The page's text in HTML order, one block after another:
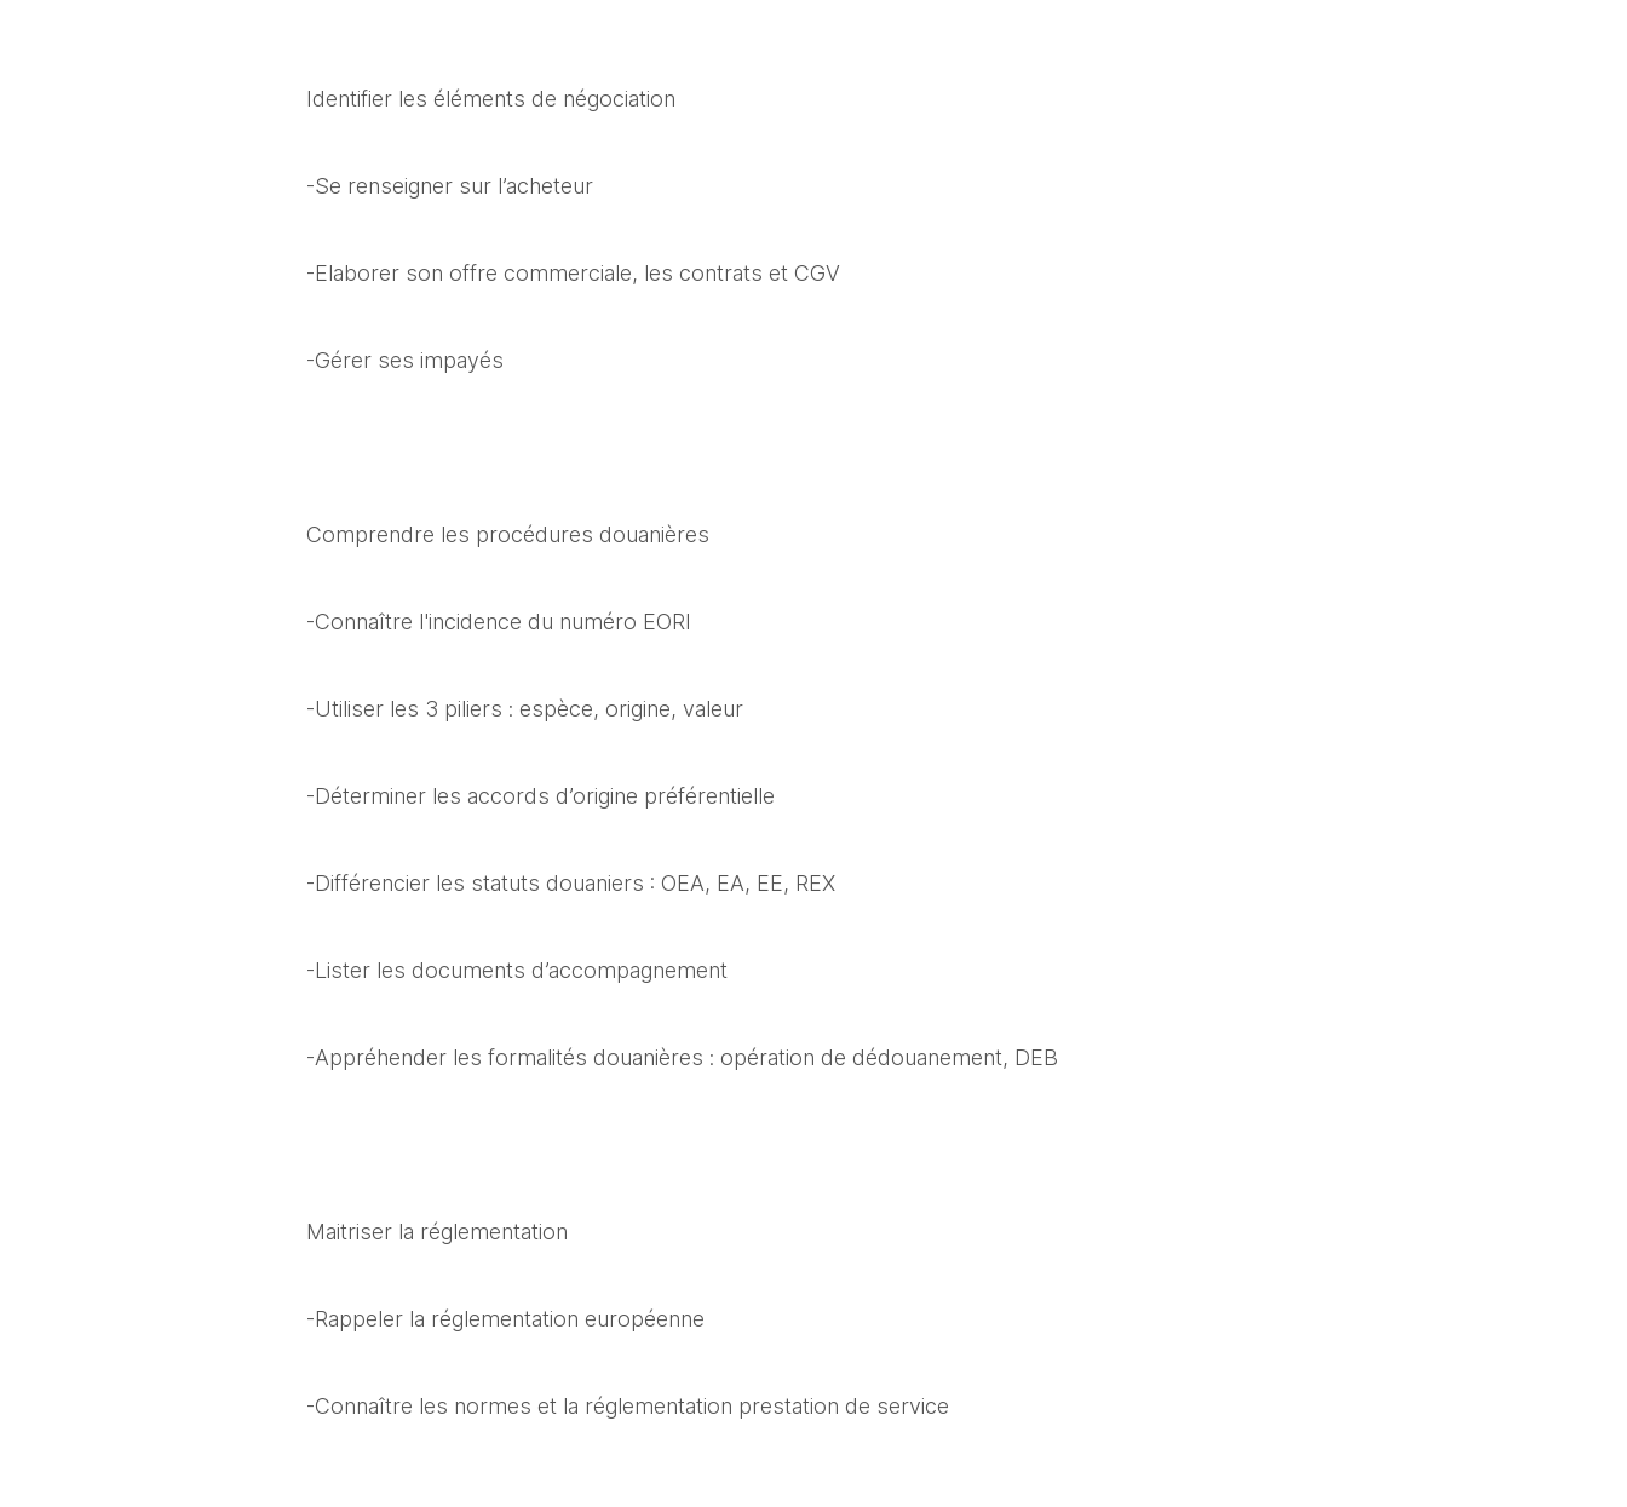
Identifier les éléments de négociation
-Se renseigner sur l’acheteur
-Elaborer son offre commerciale, les contrats et CGV
-Gérer ses impayés
Comprendre les procédures douanières
-Connaître l'incidence du numéro EORI
-Utiliser les 3 piliers : espèce, origine, valeur
-Déterminer les accords d’origine préférentielle
-Différencier les statuts douaniers : OEA, EA, EE, REX
-Lister les documents d’accompagnement
-Appréhender les formalités douanières : opération de dédouanement, DEB
Maitriser la réglementation
-Rappeler la réglementation européenne
-Connaître les normes et la réglementation prestation de service